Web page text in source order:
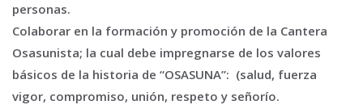
personas.
Colaborar en la formación y promoción de la Cantera
Osasunista; la cual debe impregnarse de los valores
básicos de la historia de “OSASUNA”: (salud, fuerza
vigor, compromiso, unión, respeto y señorío.